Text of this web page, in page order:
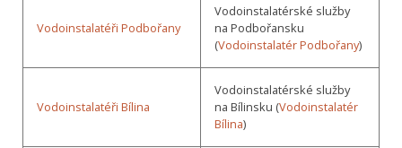
Vodoinstalatéři Podbořany
Vodoinstalatérské služby
na Podbořansku
(Vodoinstalatér Podbořany)
Vodoinstalatéři Bílina
Vodoinstalatérské služby
na Bílinsku (Vodoinstalatér
Bílina)